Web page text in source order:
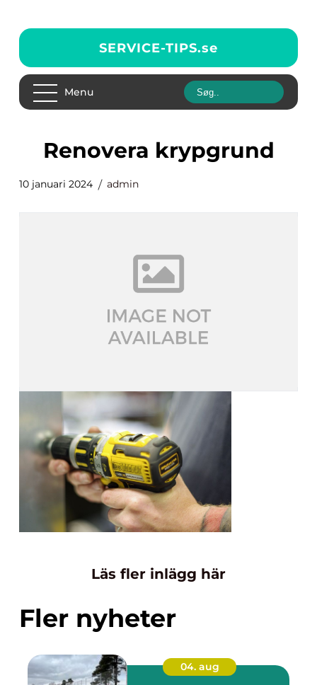
SERVICE-TIPS.se
Menu
renovera krypgrund
10 januari 2024 admin
Läs fler inlägg här
Fler nyheter
04. aug